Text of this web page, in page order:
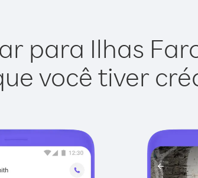
para Ilhas
você tiver